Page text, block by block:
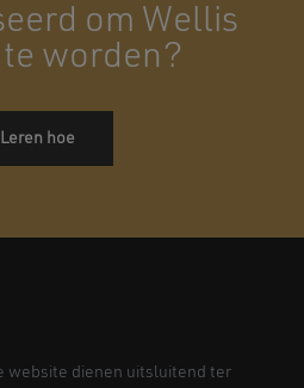
om Wellis
worden?
Leren hoe
website dienen uitsluitend ter